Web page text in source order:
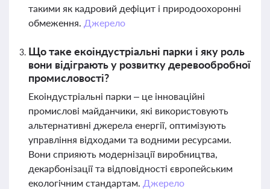
такими як кадровий дефіцит і природоохоронні
обмеження. Джерело
Що таке екоіндустріальні парки і яку роль
вони відіграють у розвитку деревообробної
промисловості?
Екоіндустріальні парки – це інноваційні
промислові майданчики, які використовують
альтернативні джерела енергії, оптимізують
управління відходами та водними ресурсами.
Вони сприяють модернізації виробництва,
декарбонізації та відповідності європейським
екологічним стандартам. Джерело